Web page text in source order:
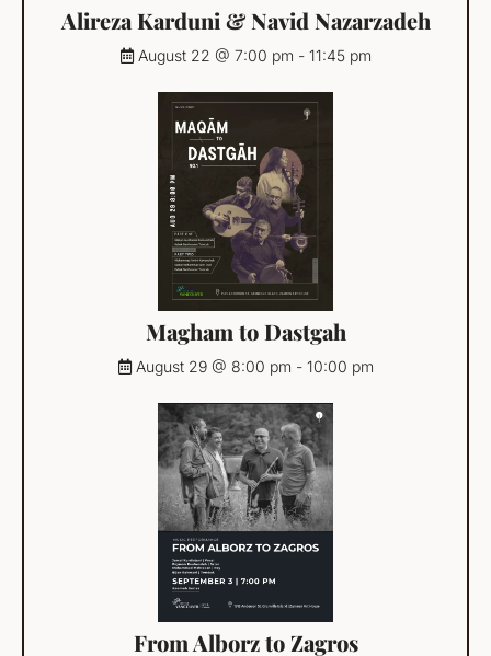
Alireza Karduni & Navid Nazarzadeh
August 22 @ 7:00 pm - 11:45 pm
Magham to Dastgah
August 29 @ 8:00 pm - 10:00 pm
From Alborz to Zagros